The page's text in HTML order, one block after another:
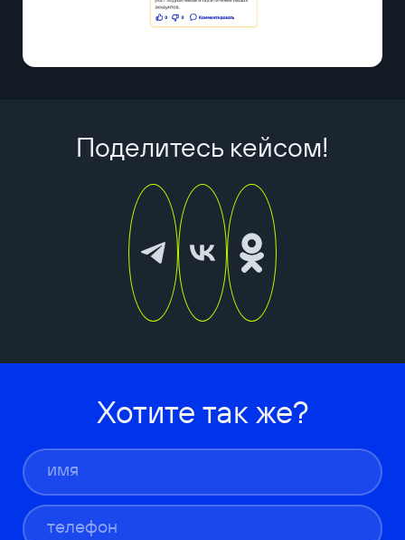
Поделитесь кейсом!
Хотите так же?